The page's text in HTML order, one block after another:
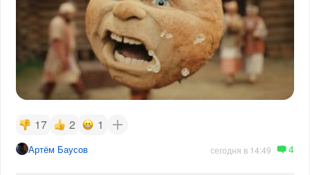
17 2 1
Артём Баусов сегодня в 14:49 4